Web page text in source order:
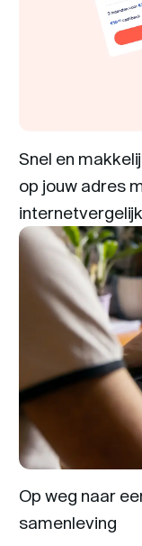
Snel en
op jouw adres
Op weg naar
samenleving